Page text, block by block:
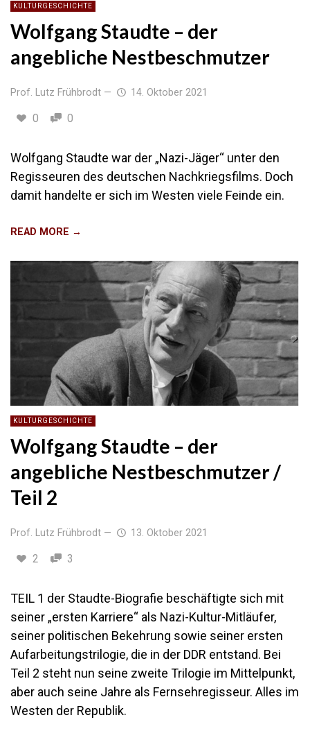
KULTURGESCHICHTE
Wolfgang Staudte – der
angebliche Nestbeschmutzer
Prof. Lutz Frühbrodt — 14. Oktober 2021
0 0
Wolfgang Staudte war der „Nazi-Jäger“ unter den
Regisseuren des deutschen Nachkriegsfilms. Doch
damit handelte er sich im Westen viele Feinde ein.
READ MORE →
KULTURGESCHICHTE
Wolfgang Staudte – der
angebliche Nestbeschmutzer /
Teil 2
Prof. Lutz Frühbrodt — 13. Oktober 2021
2 3
TEIL 1 der Staudte-Biografie beschäftigte sich mit
seiner „ersten Karriere“ als Nazi-Kultur-Mitläufer,
seiner politischen Bekehrung sowie seiner ersten
Aufarbeitungstrilogie, die in der DDR entstand. Bei
Teil 2 steht nun seine zweite Trilogie im Mittelpunkt,
aber auch seine Jahre als Fernsehregisseur. Alles im
Westen der Republik.